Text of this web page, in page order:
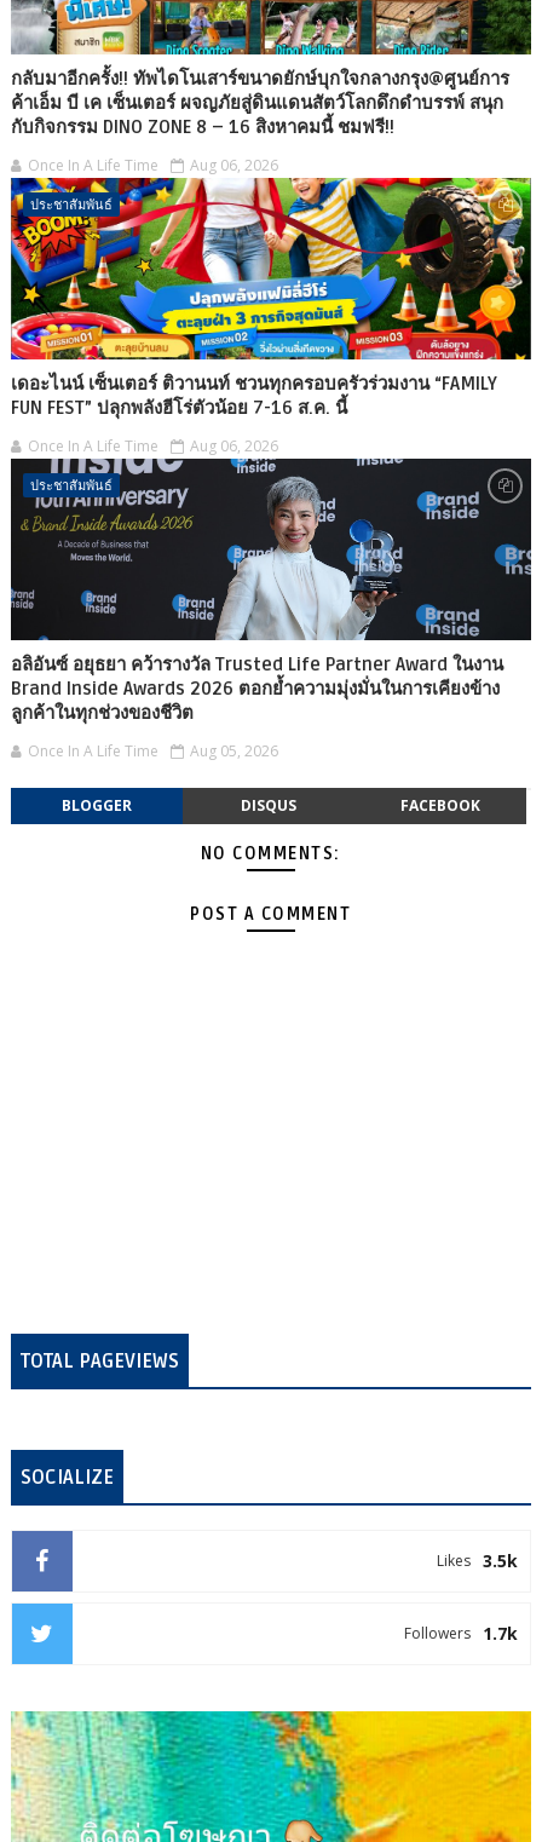
กลับมาอีกครั้ง!! ทัพไดโนเสาร์ขนาดยักษ์บุกใจกลางกรุง@ศูนย์การ
ค้าเอ็ม บี เค เซ็นเตอร์ ผจญภัยสู่ดินแดนสัตว์โลกดึกดำบรรพ์ สนุก
กับกิจกรรม DINO ZONE 8 – 16 สิงหาคมนี้ ชมฟรี!!
Once In A Life Time Aug 06, 2026
ประชาสัมพันธ์
เดอะไนน์ เซ็นเตอร์ ติวานนท์ ชวนทุกครอบครัวร่วมงาน “FAMILY
FUN FEST” ปลุกพลังฮีโร่ตัวน้อย 7-16 ส.ค. นี้
Once In A Life Time Aug 06, 2026
ประชาสัมพันธ์
อลิอันซ์ อยุธยา คว้ารางวัล Trusted Life Partner Award ในงาน
Brand Inside Awards 2026 ตอกย้ำความมุ่งมั่นในการเคียงข้าง
ลูกค้าในทุกช่วงของชีวิต
Once In A Life Time Aug 05, 2026
BLOGGER DISQUS FACEBOOK
NO COMMENTS:
POST A COMMENT
TOTAL PAGEVIEWS
SOCIALIZE
3.5k
Likes
1.7k
Followers